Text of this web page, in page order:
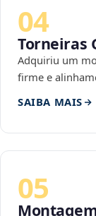
04
Torneiras
Adquiriu um
firme e
SAIBA MAIS
05